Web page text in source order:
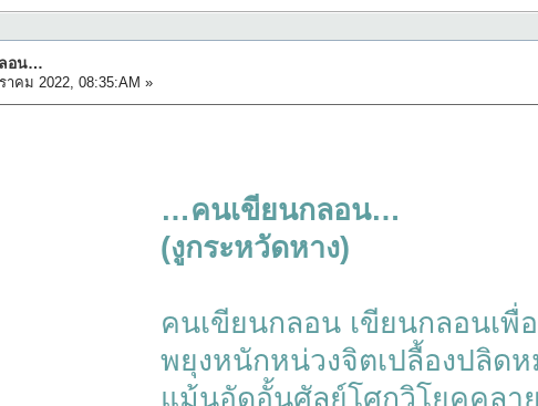
อน…
าคม 2022, 08:35:AM »
…คนเขียนกลอน…
(งูกระหวัดหาง)
คนเขียนกลอน เขียนกลอนเพื่
พยุงหนักหน่วงจิตเปลื้องปลิดห
แม้นอัดอั้นศัลย์โศกวิโยคคลาย